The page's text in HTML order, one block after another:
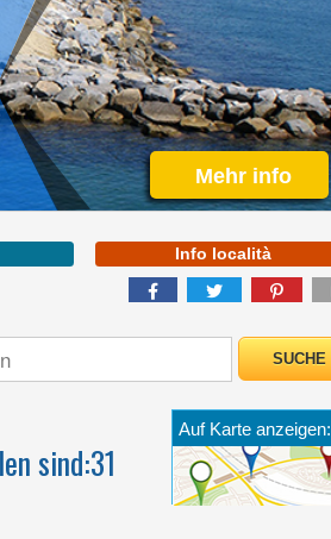
Mehr info
Info località
sind:31
Auf Karte anzeigen:
EINE INSEL DER DÜFTE
LEBEN IN HARMONIE